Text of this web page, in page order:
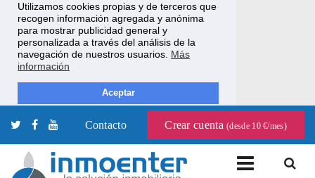
Utilizamos cookies propias y de terceros que
recogen información agregada y anónima
para mostrar publicidad general y
personalizada a través del análisis de la
navegación de nuestros usuarios. Más
información
Aceptar
Contacto Crear cuenta(desde 10 €/mes)